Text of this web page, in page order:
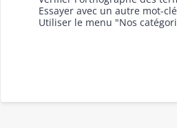
Essayer avec un autre mot-clé
Utiliser le menu "Nos